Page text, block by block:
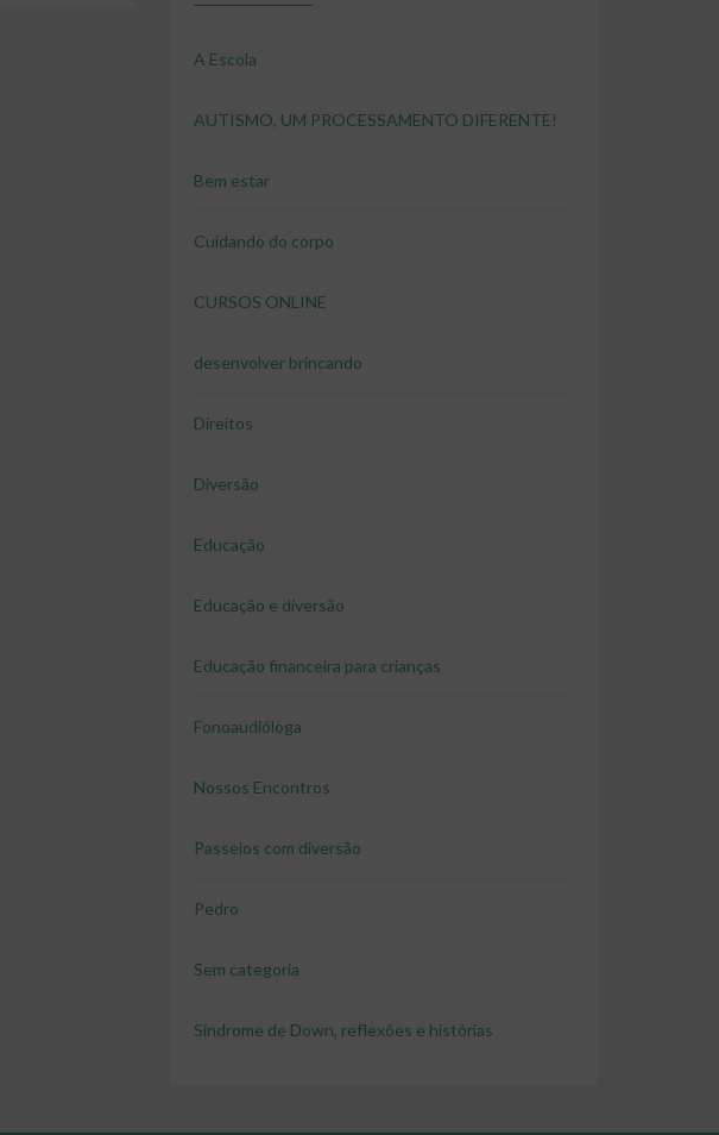
A Escola
AUTISMO, UM PROCESSAMENTO DIFERENTE!
Bem estar
Cuidando do corpo
CURSOS ONLINE
desenvolver brincando
Direitos
Diversão
Educação
Educação e diversão
Educação financeira para crianças
Fonoaudióloga
Nossos Encontros
Passeios com diversão
Pedro
Sem categoria
Síndrome de Down, reflexões e histórias